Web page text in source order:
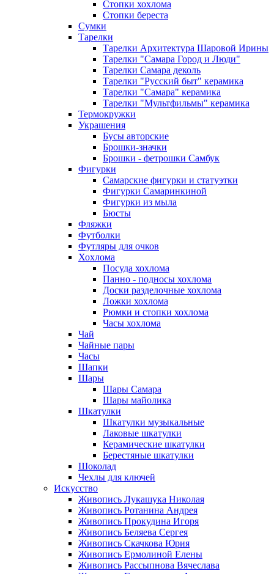
Стопки хохлома
Стопки береста
Сумки
Тарелки
Тарелки Архитектура Шаровой Ирины
Тарелки "Самара Город и Люди"
Тарелки Самара деколь
Тарелки "Русский быт" керамика
Тарелки "Самара" керамика
Тарелки "Мультфильмы" керамика
Термокружки
Украшения
Бусы авторские
Брошки-значки
Брошки - фетрошки Самбук
Фигурки
Самарские фигурки и статуэтки
Фигурки Самаринкиной
Фигурки из мыла
Бюсты
Фляжки
Футболки
Футляры для очков
Хохлома
Посуда хохлома
Панно - подносы хохлома
Доски разделочные хохлома
Ложки хохлома
Рюмки и стопки хохлома
Часы хохлома
Чай
Чайные пары
Часы
Шапки
Шары
Шары Самара
Шары майолика
Шкатулки
Шкатулки музыкальные
Лаковые шкатулки
Керамические шкатулки
Берестяные шкатулки
Шоколад
Чехлы для ключей
Искусство
Живопись Лукашука Николая
Живопись Ротанина Андрея
Живопись Прокудина Игоря
Живопись Беляева Сергея
Живопись Скачкова Юрия
Живопись Ермолиной Елены
Живопись Рассыпнова Вячеслава